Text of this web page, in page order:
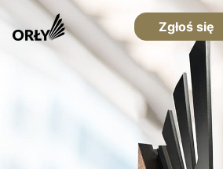
Zgłoś się